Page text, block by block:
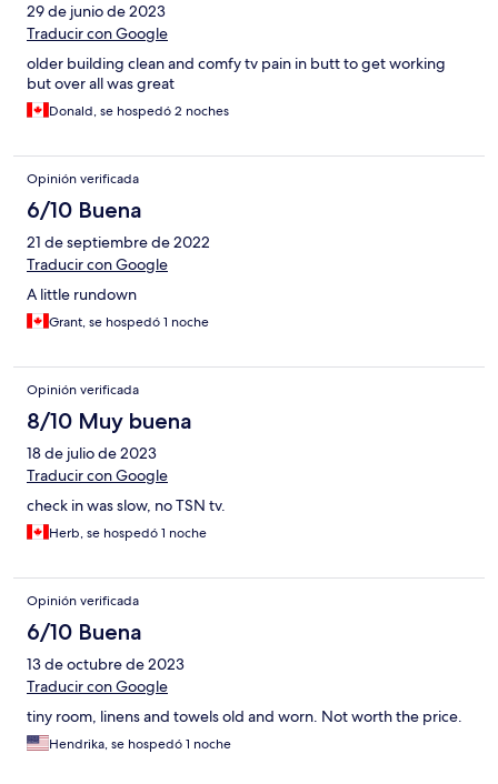
29 de junio de 2023
Traducir con Google
older building clean and comfy tv pain in butt to get working
but over all was great
Donald, se hospedó 2 noches
Opinión verificada
6/10 Buena
21 de septiembre de 2022
Traducir con Google
A little rundown
Grant, se hospedó 1 noche
Opinión verificada
8/10 Muy buena
18 de julio de 2023
Traducir con Google
check in was slow, no TSN tv.
Herb, se hospedó 1 noche
Opinión verificada
6/10 Buena
13 de octubre de 2023
Traducir con Google
tiny room, linens and towels old and worn. Not worth the price.
Hendrika, se hospedó 1 noche